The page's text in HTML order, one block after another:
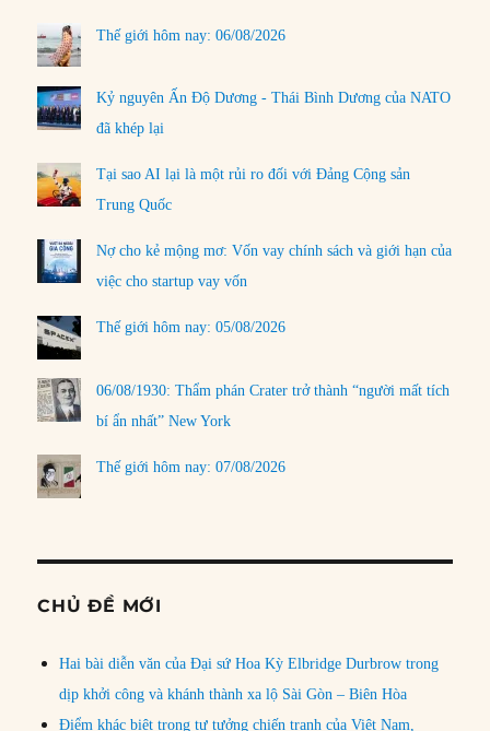
Thế giới hôm nay: 06/08/2026
Kỷ nguyên Ấn Độ Dương - Thái Bình Dương của NATO
đã khép lại
Tại sao AI lại là một rủi ro đối với Đảng Cộng sản
Trung Quốc
Nợ cho kẻ mộng mơ: Vốn vay chính sách và giới hạn của
việc cho startup vay vốn
Thế giới hôm nay: 05/08/2026
06/08/1930: Thẩm phán Crater trở thành “người mất tích
bí ẩn nhất” New York
Thế giới hôm nay: 07/08/2026
CHỦ ĐỀ MỚI
Hai bài diễn văn của Đại sứ Hoa Kỳ Elbridge Durbrow trong
dịp khởi công và khánh thành xa lộ Sài Gòn – Biên Hòa
Điểm khác biệt trong tư tưởng chiến tranh của Việt Nam,